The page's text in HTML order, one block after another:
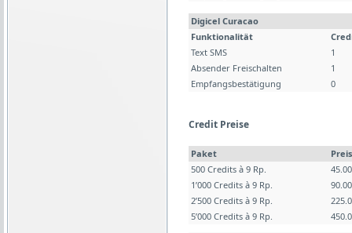
Digicel Curacao
Funktionalität
Text SMS
1
Absender Freischalten
1
Empfangsbestätigung
0
Credit Preise
Paket
Preis
500 Credits à 9 Rp.
1’000 Credits à 9 Rp.
2’500 Credits à 9 Rp.
5’000 Credits à 9 Rp.